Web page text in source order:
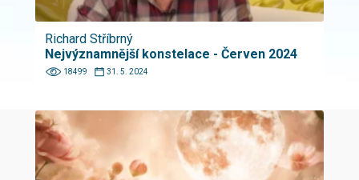
Richard Stříbrný
Nejvýznamnější konstelace - Červen 2024
18499 31. 5. 2024